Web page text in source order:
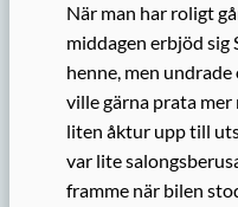
När man har roligt
middagen erbjöd sig
henne, men
ville gärna prata mer
liten åktur upp till
var lite
framme när bilen